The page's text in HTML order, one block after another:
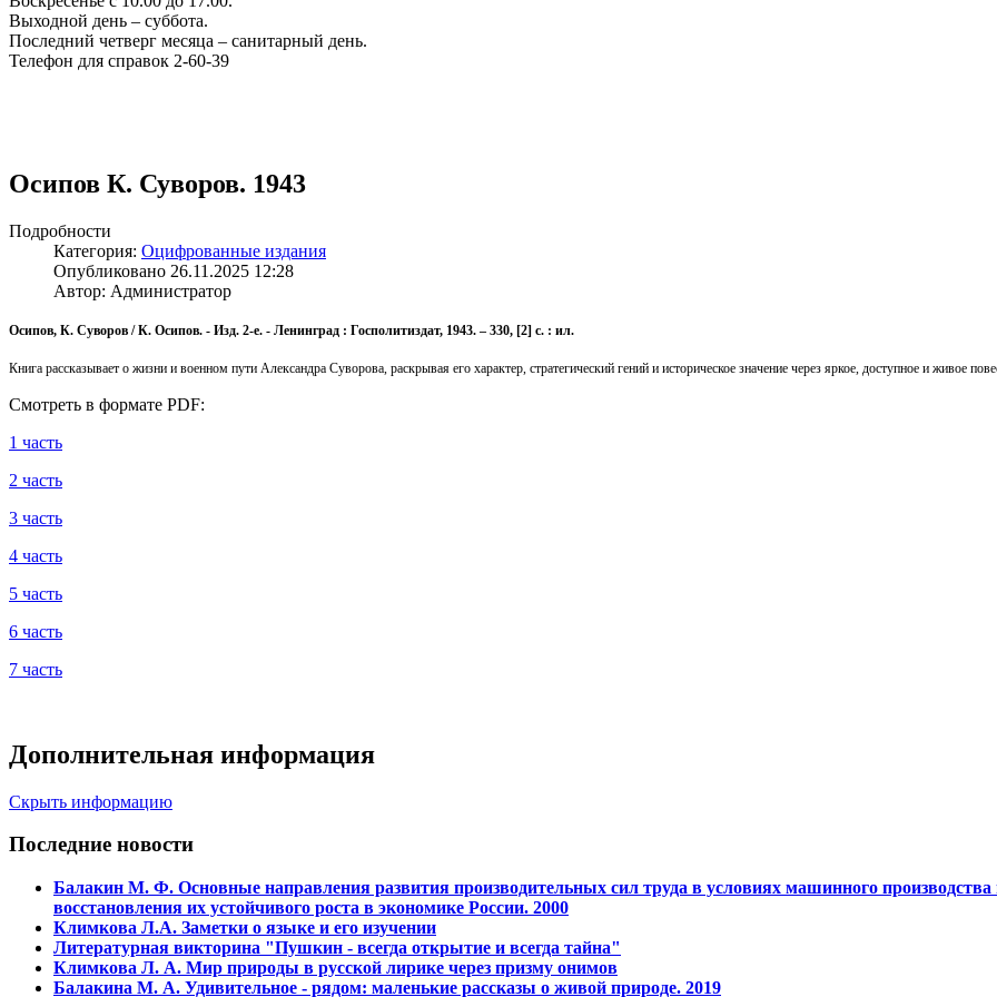
Выходной день – суббота.
Последний четверг месяца – санитарный день.
Телефон для справок 2-60-39
Осипов К. Суворов. 1943
Подробности
Категория: Оцифрованные издания
Опубликовано 26.11.2025 12:28
Автор: Администратор
Осипов, К. Суворов / К. Осипов. - Изд. 2-е. - Ленинград : Госполитиздат, 1943. – 330, [2] с. : ил.
Книга рассказывает о жизни и военном пути Александра Суворова, раскрывая его характер, стратегический гений и историческое значение через яркое, доступное и живое
Смотреть в формате PDF:
1 часть
2 часть
3 часть
4 часть
5 часть
6 часть
7 часть
Дополнительная информация
Скрыть информацию
Последние новости
Балакин М. Ф. Основные напpавления pазвития пpоизводительных сил тpуда в условиях машинного пpоизводства
восстановления их устойчивого pоста в экономике России. 2000
Климкова Л.А. Заметки о языке и его изучении
Литературная викторина "Пушкин - всегда открытие и всегда тайна"
Климкова Л. А. Мир природы в русской лирике через призму онимов
Балакина М. А. Удивительное - рядом: маленькие рассказы о живой природе. 2019